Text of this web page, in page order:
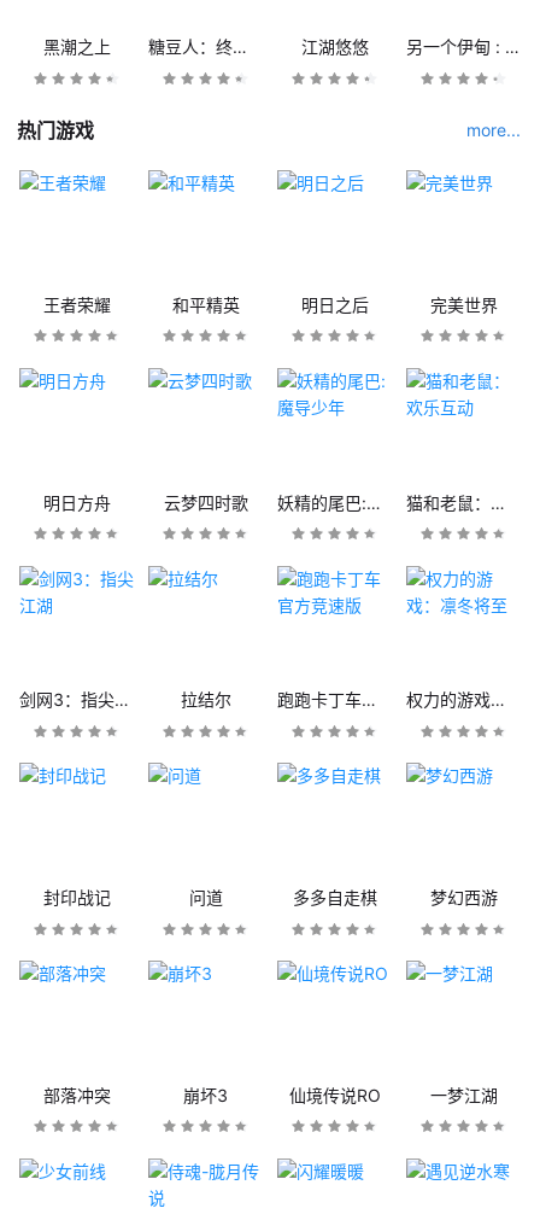
黑潮之上 糖豆人：终极淘汰赛 江湖悠悠 另一个伊甸 : 超越时空的猫
热门游戏 more...
王者荣耀 和平精英 明日之后 完美世界
明日方舟 云梦四时歌 妖精的尾巴:魔导少年 猫和老鼠：欢乐互动
剑网3：指尖江湖 拉结尔 跑跑卡丁车官方竞速版 权力的游戏：凛冬将至
封印战记 问道 多多自走棋 梦幻西游
部落冲突 崩坏3 仙境传说RO 一梦江湖